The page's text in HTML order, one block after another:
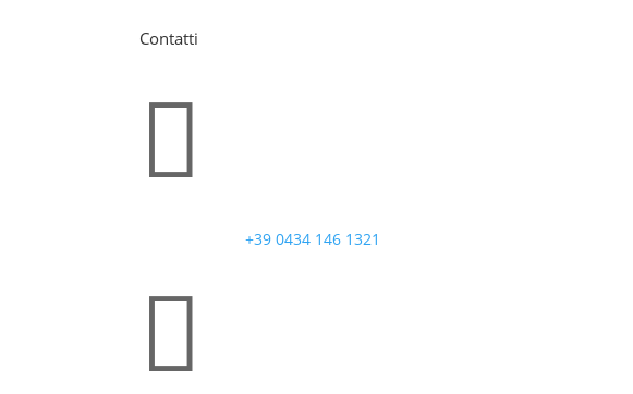
Contatti

+39 0434 146 1321
